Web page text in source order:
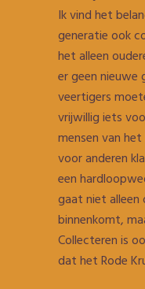
Ik vind het
generatie ook
het alleen
er geen nieuwe
veertigers
vrijwillig iets
mensen van
voor anderen
een
gaat niet
binnenkomt,
Collecteren is
dat het Rode